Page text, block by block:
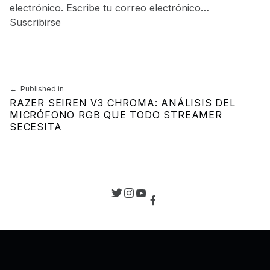
electrónico. Escribe tu correo electrónico…
Suscribirse
Navegación de entradas
Published in
RAZER SEIREN V3 CHROMA: ANÁLISIS DEL
MICRÓFONO RGB QUE TODO STREAMER
SECESITA